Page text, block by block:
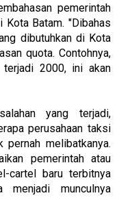
pemerintah
Kota Batam. "Dibahas
dibutuhkan di Kota
quota. Contohnya,
terjadi 2000, ini akan
yang terjadi,
perusahaan taksi
pernah melibatkanya.
pemerintah atau
cartel baru terbitnya
menjadi munculnya